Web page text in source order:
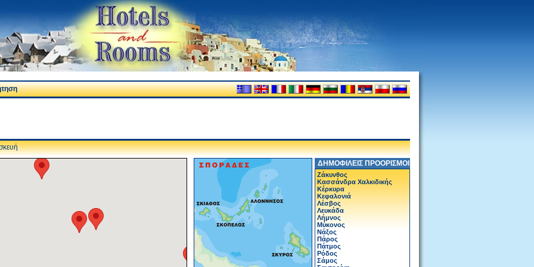
ΔΗΜΟΦΙΛΕΙΣ ΠΡΟΟΡΙΣΜΟΙ
Ζάκυνθος
Κασσάνδρα Χαλκιδικής
Κέρκυρα
Κεφαλονιά
Λέσβος
Λευκάδα
Λήμνος
Μύκονος
Νάξος
Πάρος
Πάτμος
Ρόδος
Σάμος